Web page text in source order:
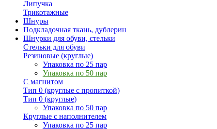
Липучка
Трикотажные
Шнуры
Подкладочная ткань, дублерин
Шнурки для обуви, стельки
Стельки для обуви
Резиновые (круглые)
Упаковка по 25 пар
Упаковка по 50 пар
С магнитом
Тип 0 (круглые с пропиткой)
Тип 0 (круглые)
Упаковка по 50 пар
Круглые с наполнителем
Упаковка по 25 пар